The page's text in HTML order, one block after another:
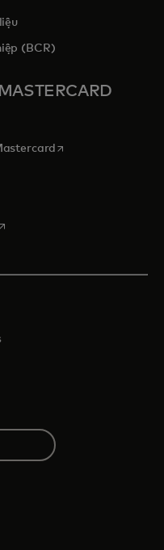
(BCR)
opens in a new tab
a new tab
in a new tab
in a new tab